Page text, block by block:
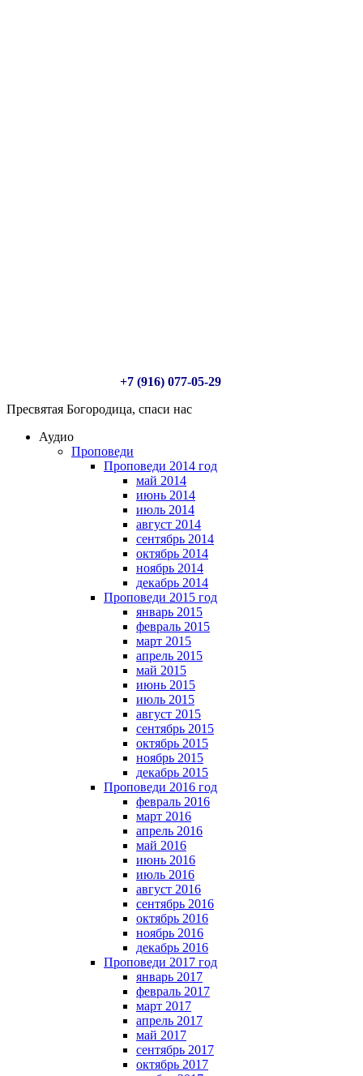
+7 (916) 077-05-29
Пресвятая Богородица, спаси нас
Аудио
Проповеди
Проповеди 2014 год
май 2014
июнь 2014
июль 2014
август 2014
сентябрь 2014
октябрь 2014
ноябрь 2014
декабрь 2014
Проповеди 2015 год
январь 2015
февраль 2015
март 2015
апрель 2015
май 2015
июнь 2015
июль 2015
август 2015
сентябрь 2015
октябрь 2015
ноябрь 2015
декабрь 2015
Проповеди 2016 год
февраль 2016
март 2016
апрель 2016
май 2016
июнь 2016
июль 2016
август 2016
сентябрь 2016
октябрь 2016
ноябрь 2016
декабрь 2016
Проповеди 2017 год
январь 2017
февраль 2017
март 2017
апрель 2017
май 2017
сентябрь 2017
октябрь 2017